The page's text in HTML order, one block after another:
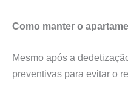
Como manter o
Mesmo após a
preventivas para evitar o